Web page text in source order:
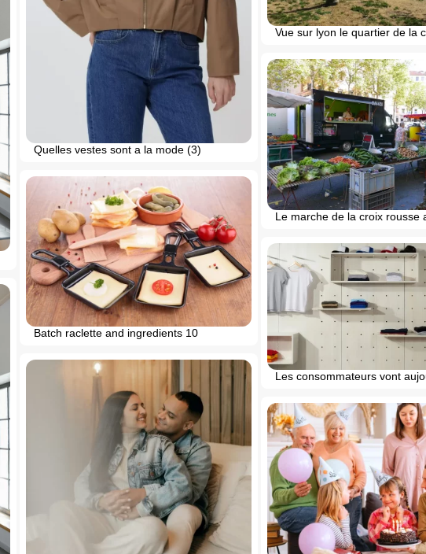
Quelles vestes sont a la mode (3)
Vue sur lyon le quartier de la
Le marche de la croix rousse
Batch raclette and ingredients 10
Les consommateurs vont